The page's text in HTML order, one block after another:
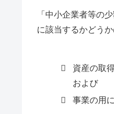
「中小企業者等の
に該当するかどう
資産の取
および
事業の用